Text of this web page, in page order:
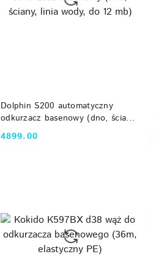
Dolphin S200 automatyczny
odkurzacz basenowy (dno, ściany,
linia wody, do 12 mb)
Cena:
4899.00